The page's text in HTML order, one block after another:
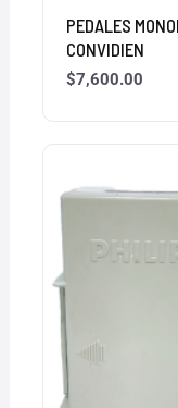
PEDALES
CONVIDIEN
$7,600.00